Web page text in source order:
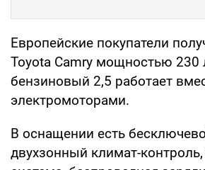
Европейские покупатели
Toyota Camry мощностью 230
бензиновый 2,5 работает
электромоторами.
В оснащении есть
двухзонный климат-